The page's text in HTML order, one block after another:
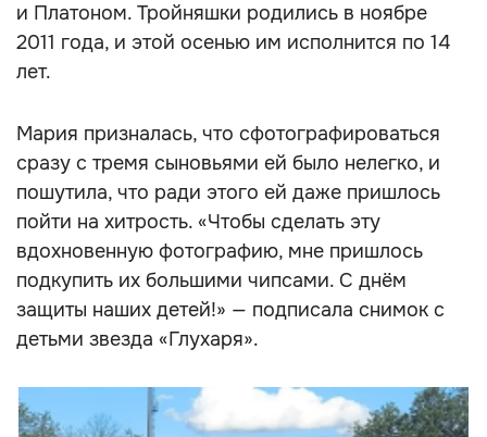
и Платоном. Тройняшки родились в ноябре
2011 года, и этой осенью им исполнится по 14
лет.
Мария призналась, что сфотографироваться
сразу с тремя сыновьями ей было нелегко, и
пошутила, что ради этого ей даже пришлось
пойти на хитрость. «Чтобы сделать эту
вдохновенную фотографию, мне пришлось
подкупить их большими чипсами. С днём
защиты наших детей!» — подписала снимок с
детьми звезда «Глухаря».